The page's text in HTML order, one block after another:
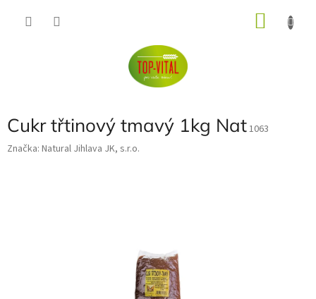
Cukr třtinový tmavý 1kg Nat1063
Značka: Natural Jihlava JK, s.r.o.